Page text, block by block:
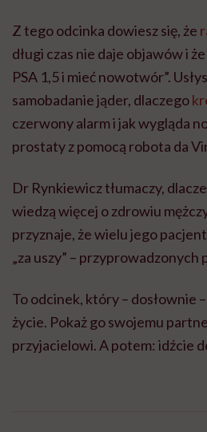
Z tego odcinka dowiesz się, że
długi czas nie daje objawów i
PSA 1,5 i mieć nowotwór”.
samobadanie jąder, dlaczego
czerwony alarm i jak wygląda
prostaty z pomocą robota da
Dr Rynkiewicz tłumaczy,
wiedzą więcej o zdrowiu
przyznaje, że wielu jego
„za uszy” – przyprowadzonych
To odcinek, który – dosłownie
życie. Pokaż go swojemu
przyjacielowi. A potem: idźcie